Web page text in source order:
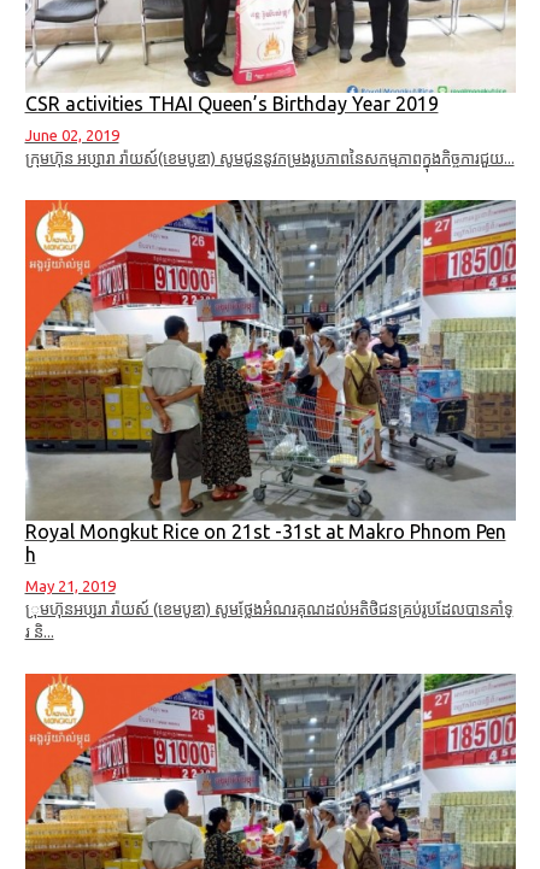
CSR activities THAI Queen’s Birthday Year 2019
June 02, 2019
ក្រុមហ៊ុន អប្សារា រ៉ាយស៍(ខេមបូឌា) សូមជូននូវកម្រងរូបភាពនៃសកម្មភាពក្នុងកិច្ចការជួយ...
Royal Mongkut Rice on 21st -31st at Makro Phnom Pen
h
May 21, 2019
្រុមហ៊ុនអប្សរា រ៉ាយស៍ (ខេមបូឌា) សូមថ្លែងអំណរគុណដល់អតិថិជនគ្រប់រូបដែលបានគាំទ្
រ និ...